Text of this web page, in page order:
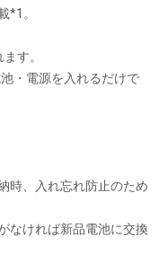
*1。
す。
・電源を入れるだけで
時、入れ忘れ防止のため
なければ新品電池に交換